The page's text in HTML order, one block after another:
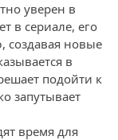
уверен в
в сериале, его
создавая новые
в
подойти к
запутывает
время для